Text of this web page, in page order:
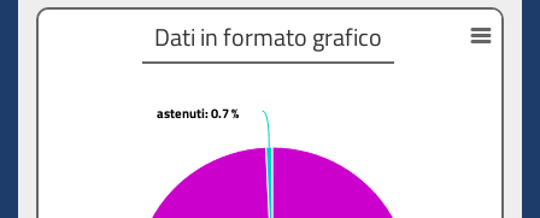
astenuti: 0.7 %
astenuti: 0.7 %
Dati in formato grafico